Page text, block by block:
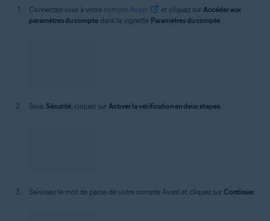
Connectez-vous à votre compte Avast et cliquez sur Accéder aux
paramètres du compte dans la vignette Paramètres du compte.
Sous Sécurité, cliquez sur Activer la vérification en deux étapes.
Saisissez le mot de passe de votre compte Avast et cliquez sur Continuer.